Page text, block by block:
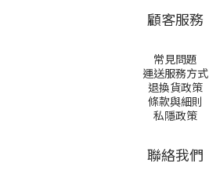
顧客服務
常見問題
運送服務方式
退換貨政策
條款與細則
私隱政策
聯絡我們